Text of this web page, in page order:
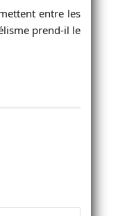
entre les
prend-il le